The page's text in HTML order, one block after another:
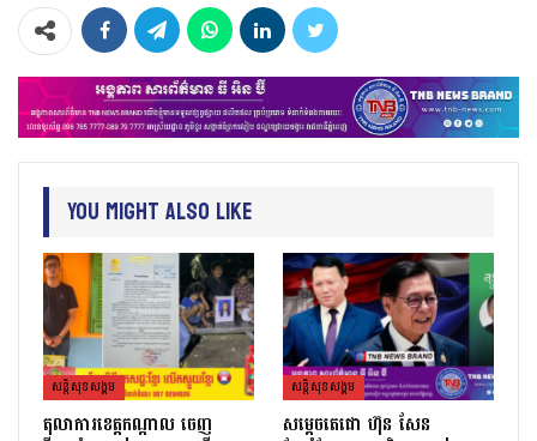
You Might Also Like
សន្តិសុខសង្គម
តុលាការខេត្តកណ្ដាល ចេញ
សន្តិសុខសង្គម
សម្តេចតេជោ ហ៊ុន សែន